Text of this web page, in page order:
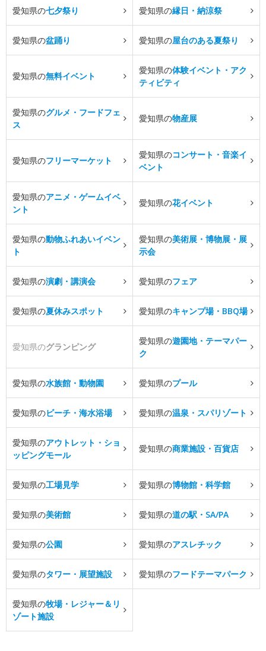
愛知県の七夕祭り 愛知県の縁日・納涼祭
愛知県の盆踊り 愛知県の屋台のある夏祭り
愛知県の無料イベント
愛知県の体験イベント・アク
ティビティ
愛知県のグルメ・フードフェ
ス
愛知県の物産展
愛知県のフリーマーケット
愛知県のコンサート・音楽イ
ベント
愛知県のアニメ・ゲームイベ
ント
愛知県の花イベント
愛知県の動物ふれあいイベン
ト
愛知県の美術展・博物展・展
示会
愛知県の演劇・講演会 愛知県のフェア
愛知県の夏休みスポット 愛知県のキャンプ場・BBQ場
愛知県のグランピング
愛知県の遊園地・テーマパー
ク
愛知県の水族館・動物園 愛知県のプール
愛知県のビーチ・海水浴場 愛知県の温泉・スパリゾート
愛知県のアウトレット・ショ
ッピングモール
愛知県の商業施設・百貨店
愛知県の工場見学 愛知県の博物館・科学館
愛知県の美術館 愛知県の道の駅・SA/PA
愛知県の公園 愛知県のアスレチック
愛知県のタワー・展望施設 愛知県のフードテーマパーク
愛知県の牧場・レジャー＆リ
ゾート施設